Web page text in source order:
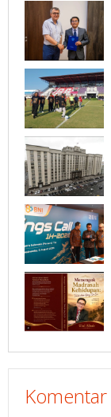
Komentar